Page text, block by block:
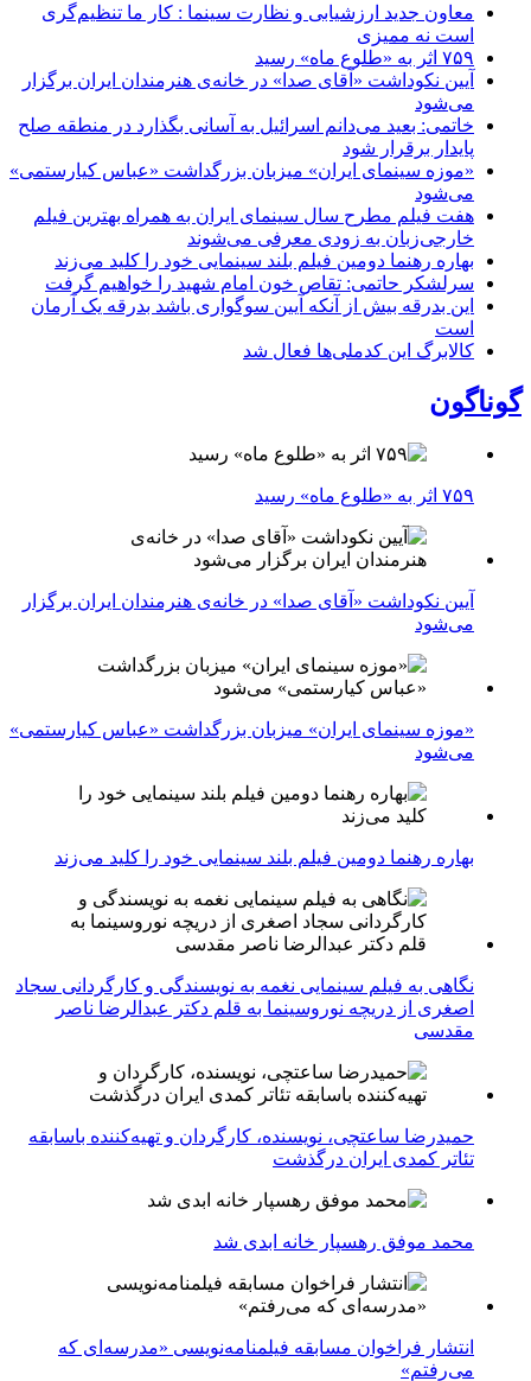
معاون جدید ارزشیابی و نظارت سینما : کار ما تنظیم‌گری
است نه ممیزی
۷۵۹ اثر به «طلوع ماه» رسید
آیین نکوداشت «آقای صدا» در خانه‌ی هنرمندان ایران برگزار
می‌شود
خاتمی: بعید می‌دانم اسرائیل به آسانی بگذارد در منطقه صلح
پایدار برقرار شود
«موزه سینمای ایران» میزبان بزرگداشت «عباس کیارستمی»
می‌شود
هفت فیلم مطرح سال سینمای ایران به همراه بهترین فیلم
خارجی‌زبان به زودی معرفی می‌شوند
بهاره رهنما دومین فیلم بلند سینمایی خود را کلید می‌زند
سرلشکر حاتمی: تقاص خون امام شهید را خواهیم گرفت
این بدرقه بیش از آنکه آیین سوگواری باشد بدرقه یک آرمان
است
کالابرگ این کدملی‌ها فعال شد
گوناگون
۷۵۹ اثر به «طلوع ماه» رسید
آیین نکوداشت «آقای صدا» در خانه‌ی هنرمندان ایران برگزار
می‌شود
«موزه سینمای ایران» میزبان بزرگداشت «عباس کیارستمی»
می‌شود
بهاره رهنما دومین فیلم بلند سینمایی خود را کلید می‌زند
نگاهی به فیلم سینمایی نغمه به نویسندگی و کارگردانی سجاد
اصغری از دریچه نوروسینما به قلم دکتر عبدالرضا ناصر
مقدسی
حمیدرضا ساعتچی، نویسنده، کارگردان و تهیه‌کننده باسابقه
تئاتر کمدی ایران درگذشت
محمد موفق رهسپار خانه ابدی شد
انتشار فراخوان مسابقه فیلمنامه‌نویسی «مدرسه‌ای که
می‌رفتم»